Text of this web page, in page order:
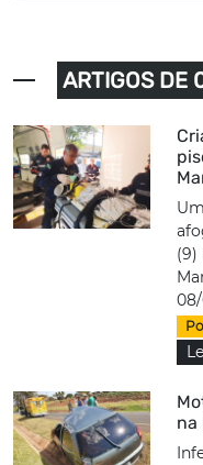
ARTIGOS
(9)
08/
na